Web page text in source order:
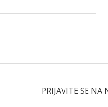
PRIJAVITE SE NA